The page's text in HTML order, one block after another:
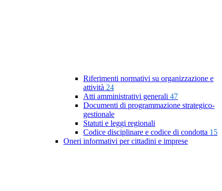
Riferimenti normativi su organizzazione e
attività 24
Atti amministrativi generali 47
Documenti di programmazione strategico-
gestionale
Statuti e leggi regionali
Codice disciplinare e codice di condotta 15
Oneri informativi per cittadini e imprese